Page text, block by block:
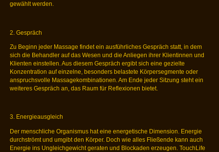
gewählt werden.
2. Gespräch
Zu Beginn jeder Massage findet ein ausführliches Gespräch statt, in dem
sich die Behandler auf das Wesen und die Anliegen ihrer Klientinnen und
Klienten einstellen. Aus diesem Gespräch ergibt sich eine gezielte
Konzentration auf einzelne, besonders belastete Körpersegmente oder
anspruchsvolle Massagekombinationen. Am Ende jeder Sitzung steht ein
weiteres Gespräch an, das Raum für Reflexionen bietet.
3. Energieausgleich
Der menschliche Organismus hat eine energetische Dimension. Energie
durchströmt und umgibt den Körper. Doch wie alles Fließende kann auch
Energie ins Ungleichgewicht geraten und Blockaden erzeugen. TouchLife